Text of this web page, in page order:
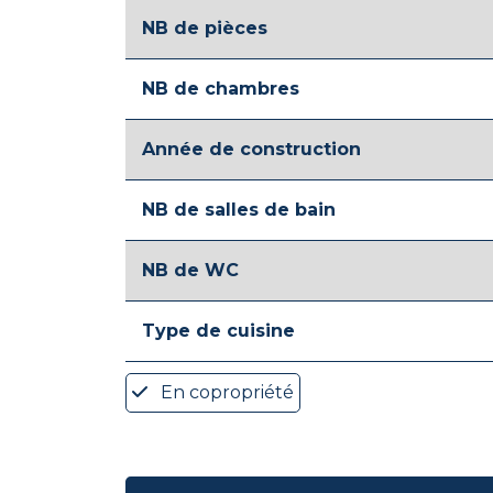
NB de pièces
NB de chambres
Année de construction
NB de salles de bain
NB de WC
Type de cuisine
En copropriété